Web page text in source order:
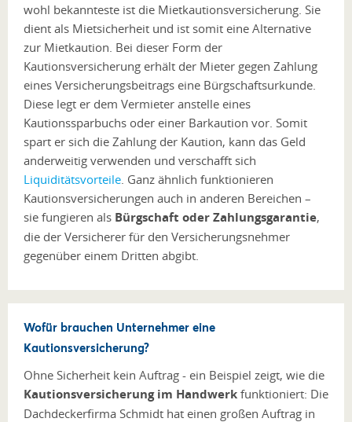
wohl bekannteste ist die Mietkautionsversicherung. Sie
dient als Mietsicherheit und ist somit eine Alternative
zur Mietkaution. Bei dieser Form der
Kautionsversicherung erhält der Mieter gegen Zahlung
eines Versicherungsbeitrags eine Bürgschaftsurkunde.
Diese legt er dem Vermieter anstelle eines
Kautionssparbuchs oder einer Barkaution vor. Somit
spart er sich die Zahlung der Kaution, kann das Geld
anderweitig verwenden und verschafft sich
Liquiditätsvorteile . Ganz ähnlich funktionieren
Kautionsversicherungen auch in anderen Bereichen –
sie fungieren als Bürgschaft oder Zahlungsgarantie,
die der Versicherer für den Versicherungsnehmer
gegenüber einem Dritten abgibt.
Wofür brauchen Unternehmer eine
Kautionsversicherung?
Ohne Sicherheit kein Auftrag - ein Beispiel zeigt, wie die
Kautionsversicherung im Handwerk funktioniert: Die
Dachdeckerfirma Schmidt hat einen großen Auftrag in